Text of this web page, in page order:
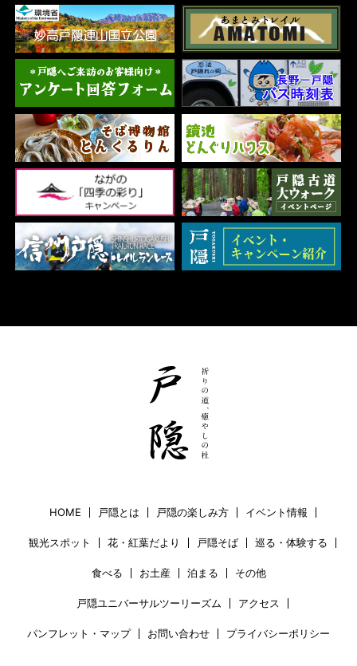
HOME 戸隠とは 戸隠の楽しみ方 イベント情報
観光スポット 花・紅葉だより 戸隠そば 巡る・体験する
食べる お土産 泊まる その他
戸隠ユニバーサルツーリーズム アクセス
パンフレット・マップ お問い合わせ プライバシーポリシー